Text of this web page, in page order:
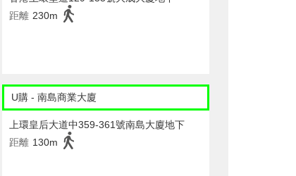
距離 230m
U購 - 南島商業大廈
上環皇后大道中359-361號南島大廈地下
距離 130m